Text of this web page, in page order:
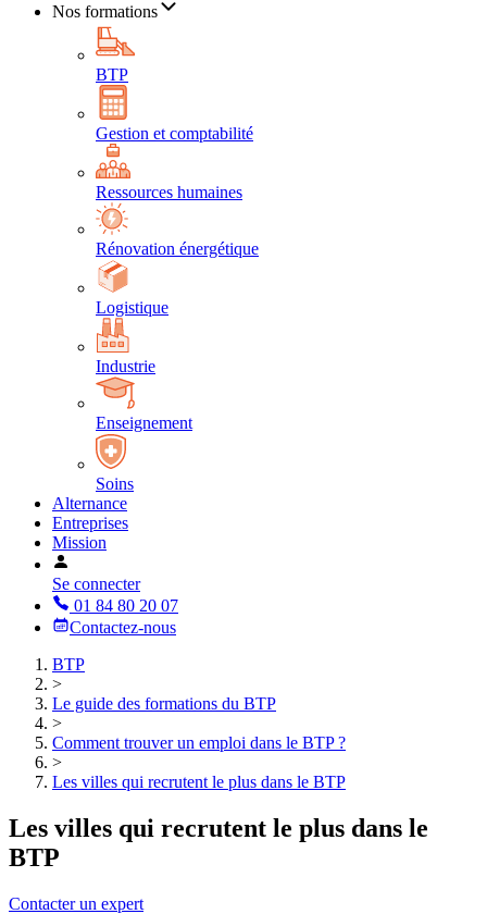
Nos formations
BTP
Gestion et comptabilité
Ressources humaines
Rénovation énergétique
Logistique
Industrie
Enseignement
Soins
Alternance
Entreprises
Mission
Se connecter
01 84 80 20 07
Contactez-nous
BTP
>
Le guide des formations du BTP
>
Comment trouver un emploi dans le BTP ?
>
Les villes qui recrutent le plus dans le BTP
Les villes qui recrutent le plus dans le
BTP
Contacter un expert